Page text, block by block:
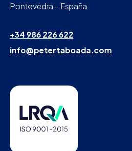
Pontevedra - España
+34 986 226 622
info@petertaboada.com